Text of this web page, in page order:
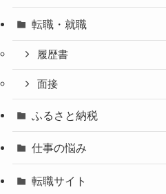
転職・就職
履歴書
面接
ふるさと納税
仕事の悩み
転職サイト